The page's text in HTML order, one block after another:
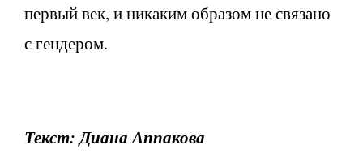
первый век, и никаким образом не связано
с гендером.
Текст: Диана Аппакова